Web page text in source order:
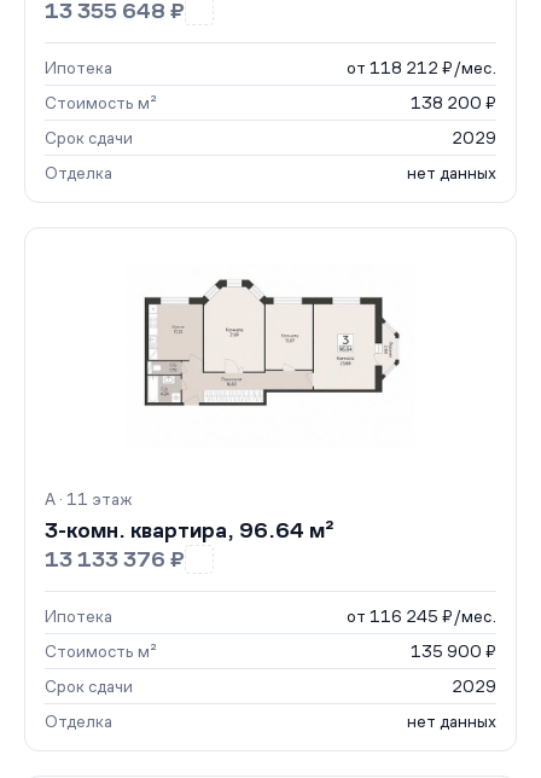
13 355 648 ₽
Ипотека
от 118 212 ₽/мес.
Стоимость м²
138 200 ₽
Срок сдачи
2029
Отделка
нет данных
А · 11 этаж
3-комн. квартира, 96.64 м²
13 133 376 ₽
Ипотека
от 116 245 ₽/мес.
Стоимость м²
135 900 ₽
Срок сдачи
2029
Отделка
нет данных